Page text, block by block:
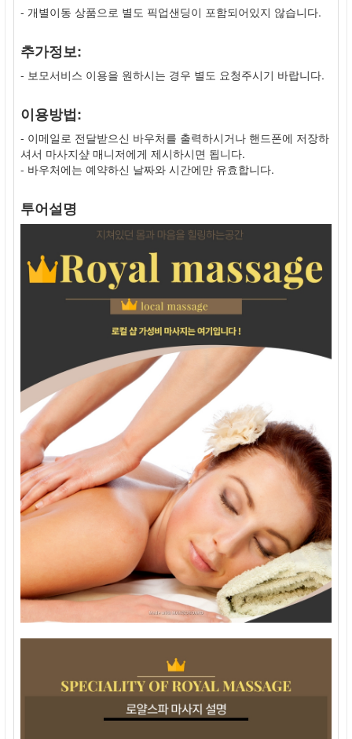
- 개별이동 상품으로 별도 픽업샌딩이 포함되어있지 않습니다.
추가정보:
- 보모서비스 이용을 원하시는 경우 별도 요청주시기 바랍니다.
이용방법:
- 이메일로 전달받으신 바우처를 출력하시거나 핸드폰에 저장하
셔서 마사지샾 매니저에게 제시하시면 됩니다.
- 바우처에는 예약하신 날짜와 시간에만 유효합니다.
투어설명